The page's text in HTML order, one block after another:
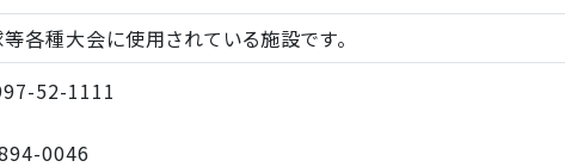
各種大会に使用されている施設です。
52-1111
0046